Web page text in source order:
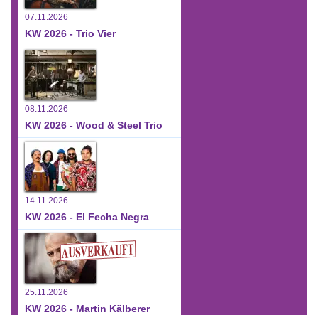
07.11.2026
KW 2026 - Trio Vier
08.11.2026
KW 2026 - Wood & Steel Trio
14.11.2026
KW 2026 - El Fecha Negra
25.11.2026
KW 2026 - Martin Kälberer